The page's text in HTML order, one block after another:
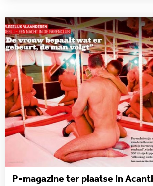
P-magazine ter plaatse in